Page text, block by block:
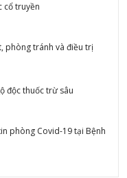
cổ truyền
phòng tránh và điều trị
độc thuốc trừ sâu
phòng Covid-19 tại Bệnh